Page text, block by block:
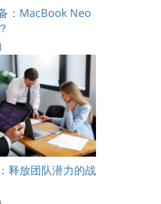
：MacBook Neo
释放团队潜力的战